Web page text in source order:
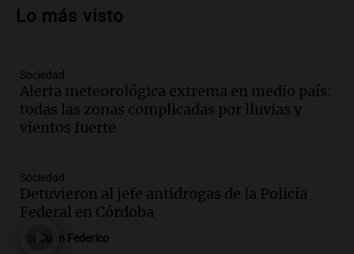
mejorar la seguridad vial
Audio.
urgencia de resolver la crisis educativa
en Tierra del Fuego
Panorama Federal
Audio.
seis meses de prisión por presentar
certificados médicos falsos
Episodios
Lo más visto
Sociedad
Alerta meteorológica extrema en medio país:
todas las zonas complicadas por lluvias y
vientos fuerte
Sociedad
Detuvieron al jefe antidrogas de la Policía
Federal en Córdoba
Juan Federico